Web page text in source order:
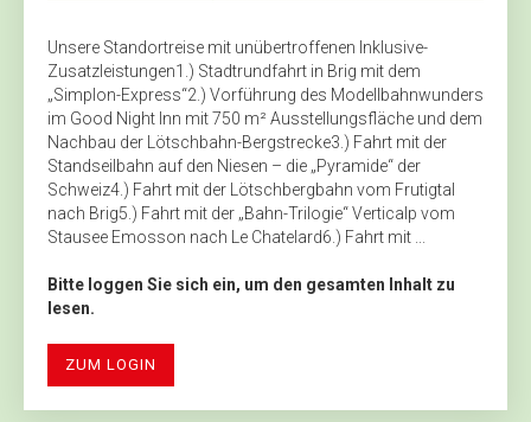
Unsere Standortreise mit unübertroffenen Inklusive-
Zusatzleistungen1.) Stadtrundfahrt in Brig mit dem
„Simplon-Express“2.) Vorführung des Modellbahnwunders
im Good Night Inn mit 750 m² Ausstellungsfläche und dem
Nachbau der Lötschbahn-Bergstrecke3.) Fahrt mit der
Standseilbahn auf den Niesen – die „Pyramide“ der
Schweiz4.) Fahrt mit der Lötschbergbahn vom Frutigtal
nach Brig5.) Fahrt mit der „Bahn-Trilogie“ Verticalp vom
Stausee Emosson nach Le Chatelard6.) Fahrt mit ...
Bitte loggen Sie sich ein, um den gesamten Inhalt zu
lesen.
ZUM LOGIN